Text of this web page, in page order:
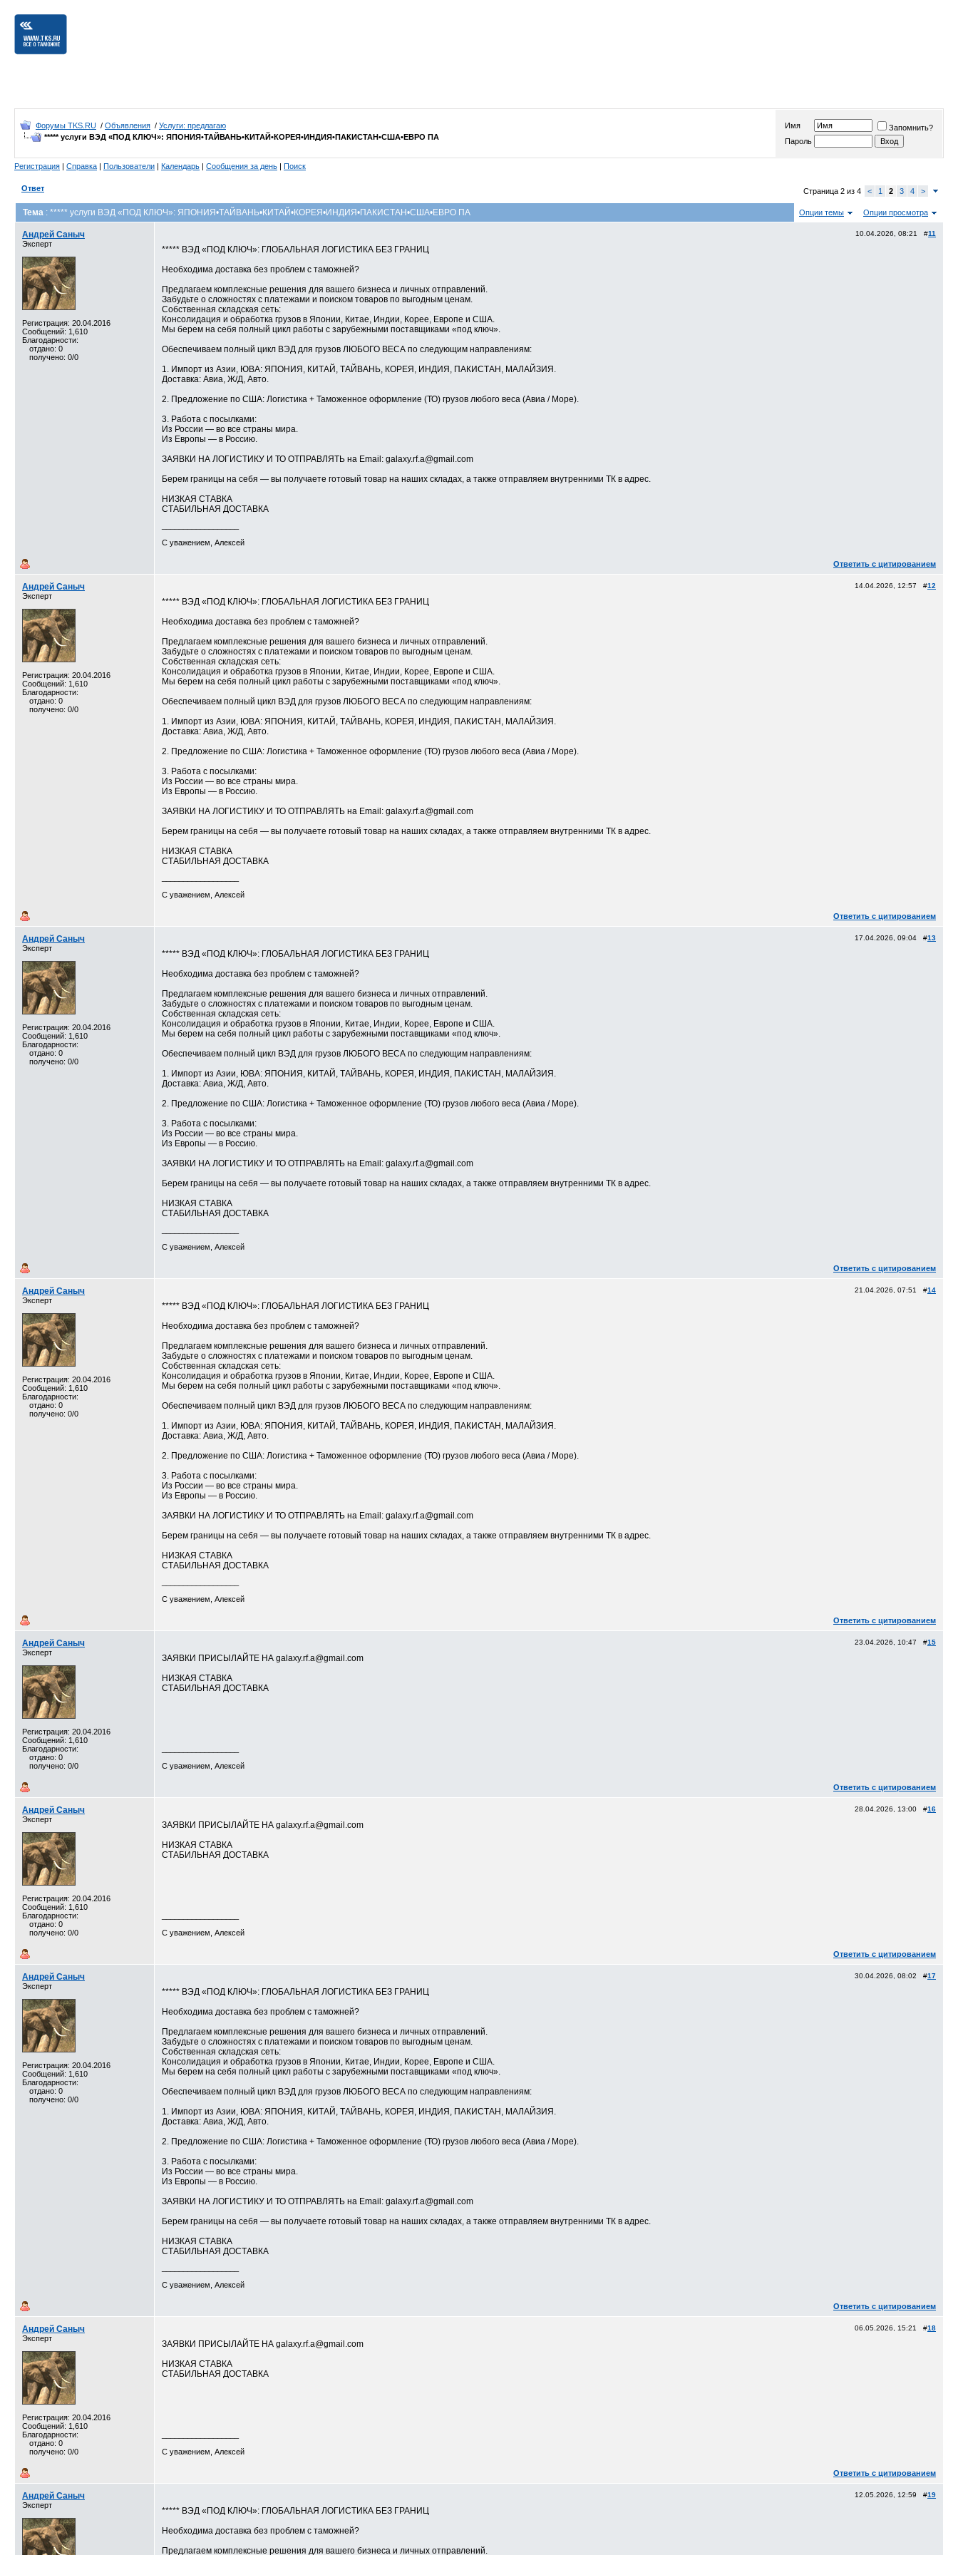
Форумы TKS.RU / Объявления / Услуги: предлагаю
***** услуги ВЭД «ПОД КЛЮЧ»: ЯПОНИЯ•ТАЙВАНЬ•КИТАЙ•КОРЕЯ•ИНДИЯ•ПАКИСТАН•США•ЕВРО ПА
Имя
Запомнить?
Пароль
Регистрация | Справка | Пользователи | Календарь | Сообщения за день | Поиск
Ответ Страница 2 из 4 < 1 2 3 4 >
Тема : ***** услуги ВЭД «ПОД КЛЮЧ»: ЯПОНИЯ•ТАЙВАНЬ•КИТАЙ•КОРЕЯ•ИНДИЯ•ПАКИСТАН•США•ЕВРО ПА Опции темы Опции просмотра
Андрей Саныч
Эксперт
Регистрация: 20.04.2016
Сообщений: 1,610
Благодарности:
отдано: 0
получено: 0/0
10.04.2026, 08:21 #11
***** ВЭД «ПОД КЛЮЧ»: ГЛОБАЛЬНАЯ ЛОГИСТИКА БЕЗ ГРАНИЦ
Необходима доставка без проблем с таможней?
Предлагаем комплексные решения для вашего бизнеса и личных отправлений.
Забудьте о сложностях с платежами и поиском товаров по выгодным ценам.
Собственная складская сеть:
Консолидация и обработка грузов в Японии, Китае, Индии, Корее, Европе и США.
Мы берем на себя полный цикл работы с зарубежными поставщиками «под ключ».
Обеспечиваем полный цикл ВЭД для грузов ЛЮБОГО ВЕСА по следующим направлениям:
1. Импорт из Азии, ЮВА: ЯПОНИЯ, КИТАЙ, ТАЙВАНЬ, КОРЕЯ, ИНДИЯ, ПАКИСТАН, МАЛАЙЗИЯ.
Доставка: Авиа, Ж/Д, Авто.
2. Предложение по США: Логистика + Таможенное оформление (ТО) грузов любого веса (Авиа / Море).
3. Работа с посылками:
Из России — во все страны мира.
Из Европы — в Россию.
ЗАЯВКИ НА ЛОГИСТИКУ И ТО ОТПРАВЛЯТЬ на Email: galaxy.rf.a@gmail.com
Берем границы на себя — вы получаете готовый товар на наших складах, а также отправляем внутренними ТК в адрес.
НИЗКАЯ СТАВКА
СТАБИЛЬНАЯ ДОСТАВКА
С уважением, Алексей
Ответить с цитированием
Андрей Саныч
Эксперт
Регистрация: 20.04.2016
Сообщений: 1,610
Благодарности:
отдано: 0
получено: 0/0
14.04.2026, 12:57 #12
***** ВЭД «ПОД КЛЮЧ»: ГЛОБАЛЬНАЯ ЛОГИСТИКА БЕЗ ГРАНИЦ
Необходима доставка без проблем с таможней?
Предлагаем комплексные решения для вашего бизнеса и личных отправлений.
Забудьте о сложностях с платежами и поиском товаров по выгодным ценам.
Собственная складская сеть:
Консолидация и обработка грузов в Японии, Китае, Индии, Корее, Европе и США.
Мы берем на себя полный цикл работы с зарубежными поставщиками «под ключ».
Обеспечиваем полный цикл ВЭД для грузов ЛЮБОГО ВЕСА по следующим направлениям:
1. Импорт из Азии, ЮВА: ЯПОНИЯ, КИТАЙ, ТАЙВАНЬ, КОРЕЯ, ИНДИЯ, ПАКИСТАН, МАЛАЙЗИЯ.
Доставка: Авиа, Ж/Д, Авто.
2. Предложение по США: Логистика + Таможенное оформление (ТО) грузов любого веса (Авиа / Море).
3. Работа с посылками:
Из России — во все страны мира.
Из Европы — в Россию.
ЗАЯВКИ НА ЛОГИСТИКУ И ТО ОТПРАВЛЯТЬ на Email: galaxy.rf.a@gmail.com
Берем границы на себя — вы получаете готовый товар на наших складах, а также отправляем внутренними ТК в адрес.
НИЗКАЯ СТАВКА
СТАБИЛЬНАЯ ДОСТАВКА
С уважением, Алексей
Ответить с цитированием
Андрей Саныч
Эксперт
Регистрация: 20.04.2016
Сообщений: 1,610
Благодарности:
отдано: 0
получено: 0/0
17.04.2026, 09:04 #13
***** ВЭД «ПОД КЛЮЧ»: ГЛОБАЛЬНАЯ ЛОГИСТИКА БЕЗ ГРАНИЦ
Необходима доставка без проблем с таможней?
Предлагаем комплексные решения для вашего бизнеса и личных отправлений.
Забудьте о сложностях с платежами и поиском товаров по выгодным ценам.
Собственная складская сеть:
Консолидация и обработка грузов в Японии, Китае, Индии, Корее, Европе и США.
Мы берем на себя полный цикл работы с зарубежными поставщиками «под ключ».
Обеспечиваем полный цикл ВЭД для грузов ЛЮБОГО ВЕСА по следующим направлениям:
1. Импорт из Азии, ЮВА: ЯПОНИЯ, КИТАЙ, ТАЙВАНЬ, КОРЕЯ, ИНДИЯ, ПАКИСТАН, МАЛАЙЗИЯ.
Доставка: Авиа, Ж/Д, Авто.
2. Предложение по США: Логистика + Таможенное оформление (ТО) грузов любого веса (Авиа / Море).
3. Работа с посылками:
Из России — во все страны мира.
Из Европы — в Россию.
ЗАЯВКИ НА ЛОГИСТИКУ И ТО ОТПРАВЛЯТЬ на Email: galaxy.rf.a@gmail.com
Берем границы на себя — вы получаете готовый товар на наших складах, а также отправляем внутренними ТК в адрес.
НИЗКАЯ СТАВКА
СТАБИЛЬНАЯ ДОСТАВКА
С уважением, Алексей
Ответить с цитированием
Андрей Саныч
Эксперт
Регистрация: 20.04.2016
Сообщений: 1,610
Благодарности:
отдано: 0
получено: 0/0
21.04.2026, 07:51 #14
***** ВЭД «ПОД КЛЮЧ»: ГЛОБАЛЬНАЯ ЛОГИСТИКА БЕЗ ГРАНИЦ
Необходима доставка без проблем с таможней?
Предлагаем комплексные решения для вашего бизнеса и личных отправлений.
Забудьте о сложностях с платежами и поиском товаров по выгодным ценам.
Собственная складская сеть:
Консолидация и обработка грузов в Японии, Китае, Индии, Корее, Европе и США.
Мы берем на себя полный цикл работы с зарубежными поставщиками «под ключ».
Обеспечиваем полный цикл ВЭД для грузов ЛЮБОГО ВЕСА по следующим направлениям:
1. Импорт из Азии, ЮВА: ЯПОНИЯ, КИТАЙ, ТАЙВАНЬ, КОРЕЯ, ИНДИЯ, ПАКИСТАН, МАЛАЙЗИЯ.
Доставка: Авиа, Ж/Д, Авто.
2. Предложение по США: Логистика + Таможенное оформление (ТО) грузов любого веса (Авиа / Море).
3. Работа с посылками:
Из России — во все страны мира.
Из Европы — в Россию.
ЗАЯВКИ НА ЛОГИСТИКУ И ТО ОТПРАВЛЯТЬ на Email: galaxy.rf.a@gmail.com
Берем границы на себя — вы получаете готовый товар на наших складах, а также отправляем внутренними ТК в адрес.
НИЗКАЯ СТАВКА
СТАБИЛЬНАЯ ДОСТАВКА
С уважением, Алексей
Ответить с цитированием
Андрей Саныч
Эксперт
Регистрация: 20.04.2016
Сообщений: 1,610
Благодарности:
отдано: 0
получено: 0/0
23.04.2026, 10:47 #15
ЗАЯВКИ ПРИСЫЛАЙТЕ НА galaxy.rf.a@gmail.com
НИЗКАЯ СТАВКА
СТАБИЛЬНАЯ ДОСТАВКА
С уважением, Алексей
Ответить с цитированием
Андрей Саныч
Эксперт
Регистрация: 20.04.2016
Сообщений: 1,610
Благодарности:
отдано: 0
получено: 0/0
28.04.2026, 13:00 #16
ЗАЯВКИ ПРИСЫЛАЙТЕ НА galaxy.rf.a@gmail.com
НИЗКАЯ СТАВКА
СТАБИЛЬНАЯ ДОСТАВКА
С уважением, Алексей
Ответить с цитированием
Андрей Саныч
Эксперт
Регистрация: 20.04.2016
Сообщений: 1,610
Благодарности:
отдано: 0
получено: 0/0
30.04.2026, 08:02 #17
***** ВЭД «ПОД КЛЮЧ»: ГЛОБАЛЬНАЯ ЛОГИСТИКА БЕЗ ГРАНИЦ
Необходима доставка без проблем с таможней?
Предлагаем комплексные решения для вашего бизнеса и личных отправлений.
Забудьте о сложностях с платежами и поиском товаров по выгодным ценам.
Собственная складская сеть:
Консолидация и обработка грузов в Японии, Китае, Индии, Корее, Европе и США.
Мы берем на себя полный цикл работы с зарубежными поставщиками «под ключ».
Обеспечиваем полный цикл ВЭД для грузов ЛЮБОГО ВЕСА по следующим направлениям:
1. Импорт из Азии, ЮВА: ЯПОНИЯ, КИТАЙ, ТАЙВАНЬ, КОРЕЯ, ИНДИЯ, ПАКИСТАН, МАЛАЙЗИЯ.
Доставка: Авиа, Ж/Д, Авто.
2. Предложение по США: Логистика + Таможенное оформление (ТО) грузов любого веса (Авиа / Море).
3. Работа с посылками:
Из России — во все страны мира.
Из Европы — в Россию.
ЗАЯВКИ НА ЛОГИСТИКУ И ТО ОТПРАВЛЯТЬ на Email: galaxy.rf.a@gmail.com
Берем границы на себя — вы получаете готовый товар на наших складах, а также отправляем внутренними ТК в адрес.
НИЗКАЯ СТАВКА
СТАБИЛЬНАЯ ДОСТАВКА
С уважением, Алексей
Ответить с цитированием
Андрей Саныч
Эксперт
Регистрация: 20.04.2016
Сообщений: 1,610
Благодарности:
отдано: 0
получено: 0/0
06.05.2026, 15:21 #18
ЗАЯВКИ ПРИСЫЛАЙТЕ НА galaxy.rf.a@gmail.com
НИЗКАЯ СТАВКА
СТАБИЛЬНАЯ ДОСТАВКА
С уважением, Алексей
Ответить с цитированием
Андрей Саныч
Эксперт
12.05.2026, 12:59 #19
***** ВЭД «ПОД КЛЮЧ»: ГЛОБАЛЬНАЯ ЛОГИСТИКА БЕЗ ГРАНИЦ
Необходима доставка без проблем с таможней?
Предлагаем комплексные решения для вашего бизнеса и личных отправлений.